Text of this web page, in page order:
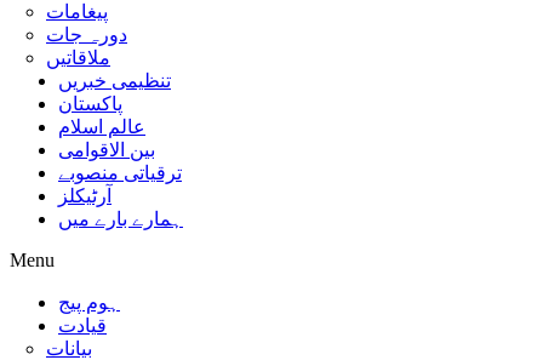
پیغامات
دورہ جات
ملاقاتیں
تنظیمی خبریں
پاکستان
عالم اسلام
بین الاقوامی
ترقیاتی منصوبے
آرٹیکلز
ہمارے بارے میں
Menu
ہوم پیج
قیادت
بیانات